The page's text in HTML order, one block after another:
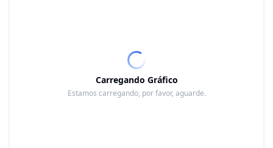
Carregando Gráfico
Estamos carregando, por favor, aguarde.